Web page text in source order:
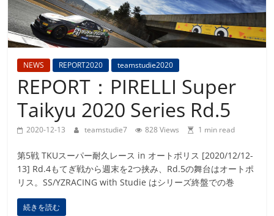
NEWS REPORT2020 teamstudie2020
REPORT：PIRELLI Super
Taikyu 2020 Series Rd.5
2020-12-13 teamstudie7 828 Views 1 min read
第5戦 TKUスーパー耐久レース in オートポリス [2020/12/12-
13] Rd.4もてぎ戦から週末を2つ挟み、Rd.5の舞台はオートポ
リス。SS/YZRACING with Studie はシリーズ終盤での巻
続きを読む